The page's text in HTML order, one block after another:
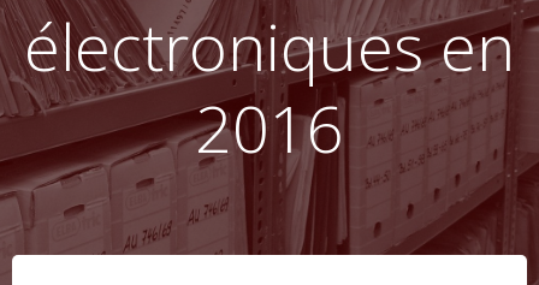
électroniques en
2016